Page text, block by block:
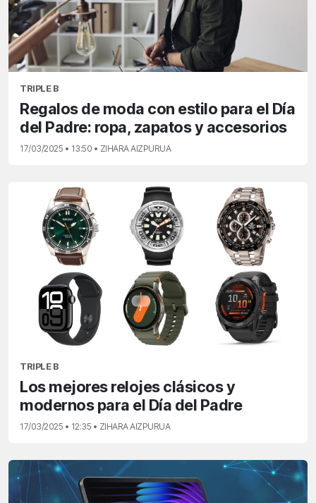
TRIPLE B
Regalos de moda con estilo para el Día
del Padre: ropa, zapatos y accesorios
17/03/2025 • 13:50 • ZIHARA AIZPURUA
TRIPLE B
Los mejores relojes clásicos y
modernos para el Día del Padre
17/03/2025 • 12:35 • ZIHARA AIZPURUA